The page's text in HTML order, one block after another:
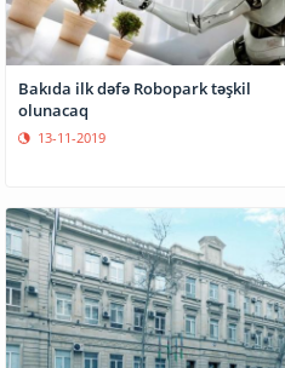
Bakıda ilk dəfə Robopark təşkil
olunacaq
13-11-2019